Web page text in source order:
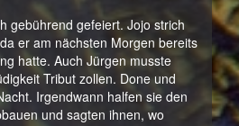
gebührend gefeiert. Jojo strich
er am nächsten Morgen bereits
hatte. Auch Jürgen musste
Tribut zollen. Done und
Irgendwann halfen sie den
und sagten ihnen, wo